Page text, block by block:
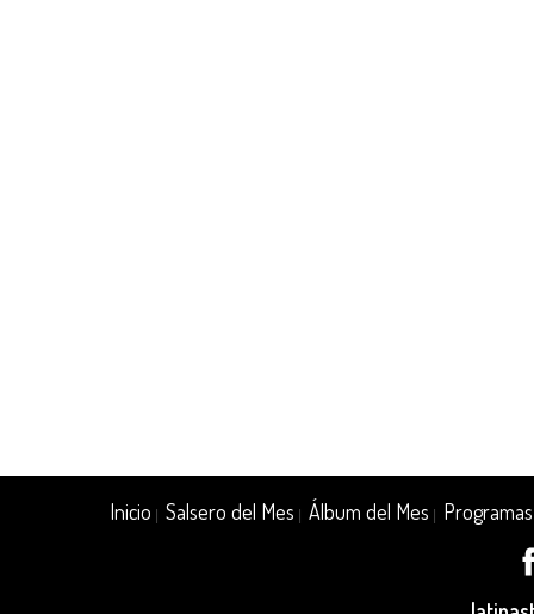
Inicio |Salsero del Mes |Álbum del Mes Programas